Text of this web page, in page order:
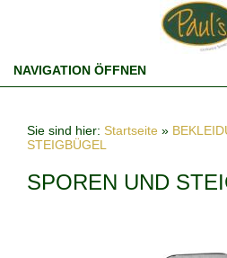
NAVIGATION ÖFFNEN
Sie sind hier: Startseite »
STEIGBÜGEL
SPOREN UND